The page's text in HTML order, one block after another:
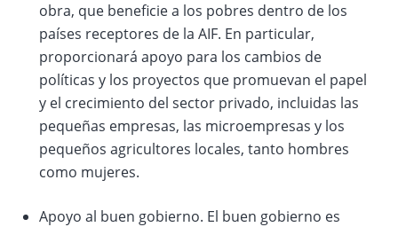
obra, que beneficie a los pobres dentro de los
países receptores de la AIF. En particular,
proporcionará apoyo para los cambios de
políticas y los proyectos que promuevan el papel
y el crecimiento del sector privado, incluidas las
pequeñas empresas, las microempresas y los
pequeños agricultores locales, tanto hombres
como mujeres.
Apoyo al buen gobierno. El buen gobierno es